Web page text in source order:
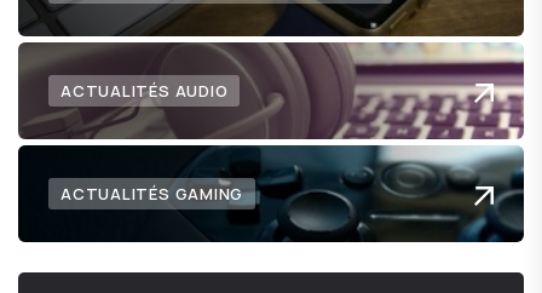
ACTUALITÉS AUDIO
ACTUALITÉS GAMING